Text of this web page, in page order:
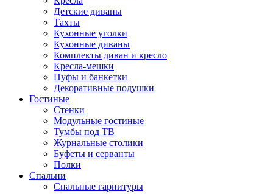
Детские диваны
Тахты
Кухонные уголки
Кухонные диваны
Комплекты диван и кресло
Кресла-мешки
Пуфы и банкетки
Декоративные подушки
Гостиные
Стенки
Модульные гостиные
Тумбы под ТВ
Журнальные столики
Буфеты и серванты
Полки
Спальни
Спальные гарнитуры